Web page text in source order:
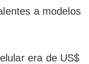
a modelos
era de US$